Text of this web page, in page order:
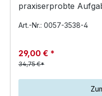
praxiserprobte
Art.-Nr.: 0057-3538-4
29,00 € *
34,75 €*